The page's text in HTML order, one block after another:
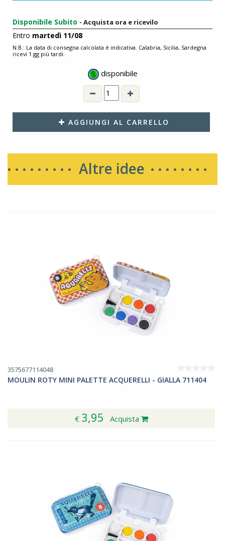
Disponibile Subito - Acquista ora e ricevilo
Entro martedì 11/08
N.B.: La data di consegna calcolata è indicativa. Calabria, Sicilia, Sardegna
ricevi 1 gg più tardi.
disponibile
AGGIUNGI AL CARRELLO
Altre idee
3575677114048
MOULIN ROTY MINI PALETTE ACQUERELLI - GIALLA 711404
€ 3,95 Acquista